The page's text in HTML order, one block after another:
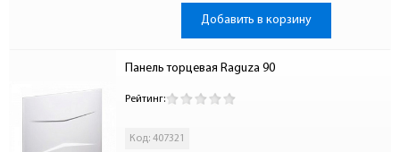
Добавить в корзину
Панель торцевая Raguza 90
Рейтинг:
Код: 407321